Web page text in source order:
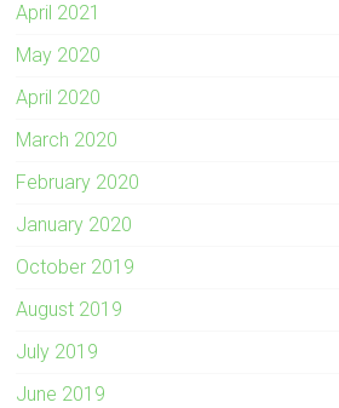
April 2021
May 2020
April 2020
March 2020
February 2020
January 2020
October 2019
August 2019
July 2019
June 2019